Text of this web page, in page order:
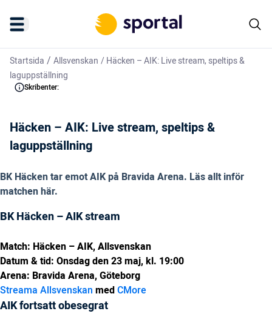
Startsida / Allsvenskan /Häcken – AIK: Live stream, speltips &
laguppställning
Skribenter:
Häcken – AIK: Live stream, speltips &
laguppställning
BK Häcken tar emot AIK på Bravida Arena. Läs allt inför
matchen här.
BK Häcken – AIK stream
Match: Häcken – AIK, Allsvenskan
Datum & tid: Onsdag den 23 maj, kl. 19:00
Arena: Bravida Arena, Göteborg
Streama Allsvenskan medCMore
AIK fortsatt obesegrat